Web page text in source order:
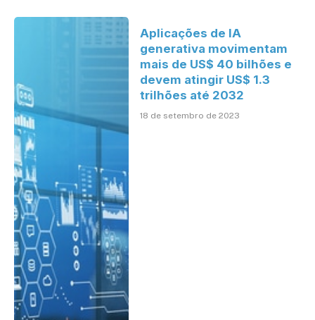
Aplicações de IA
generativa movimentam
mais de US$ 40 bilhões e
devem atingir US$ 1.3
trilhões até 2032
18 de setembro de 2023